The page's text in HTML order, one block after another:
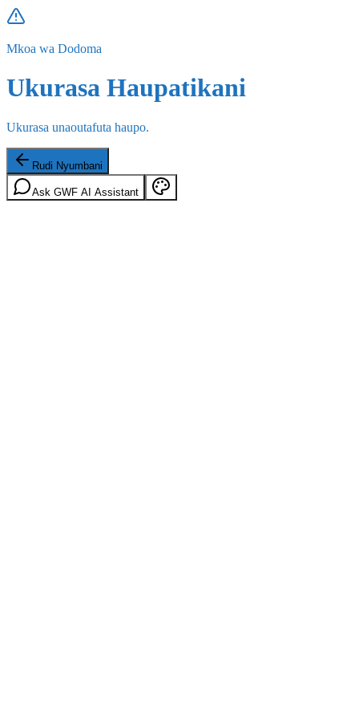
Mkoa wa Dodoma
Ukurasa Haupatikani
Ukurasa unaoutafuta haupo.
Rudi Nyumbani
Ask GWF AI Assistant